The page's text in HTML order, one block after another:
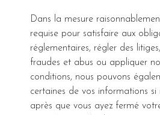
Dans la mesure
requise pour satisfaire aux
réglementaires, régler des
fraudes et abus ou appliquer
conditions, nous pouvons
certaines de vos informations si
après que vous ayez fermé